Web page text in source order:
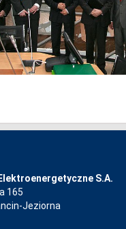
S.A.
165
Jeziorna